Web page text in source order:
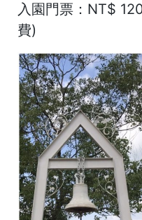
入園門票：NT$
費)